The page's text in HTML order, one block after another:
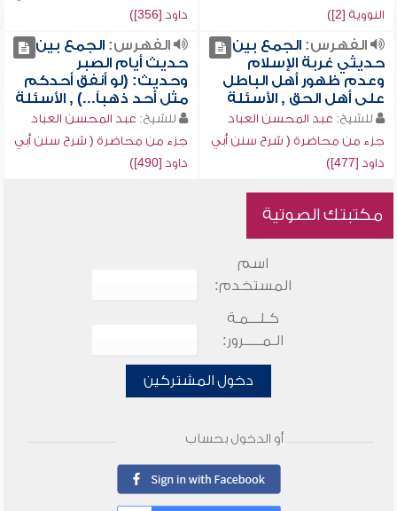
النووية [2])
داود [356])
الفهرس:الجمع بين
حديثي غربة الإسلام
وعدم ظهور أهل الباطل
على أهل الحق , الأسئلة
للشيخ: عبد المحسن العباد
جزء من محاضرة ( شرح سنن أبي
داود [477])
الفهرس:الجمع بين
حديث أيام الصبر
وحديث: (لو أنفق أحدكم
مثل أحد ذهباً...) , الأسئلة
للشيخ: عبد المحسن العباد
جزء من محاضرة ( شرح سنن أبي
داود [490])
مكتبتك الصوتية
اسم
المستخدم:
كـلـــمـة
الـمـــــرور:
دخول المشتركين
أو الدخول بحساب